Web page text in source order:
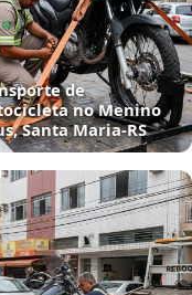
de
no Menino
Santa Maria‑RS